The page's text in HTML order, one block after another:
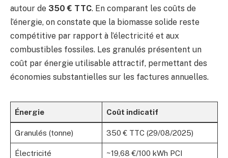
autour de 350 € TTC. En comparant les coûts de
l’énergie, on constate que la biomasse solide reste
compétitive par rapport à l’électricité et aux
combustibles fossiles. Les granulés présentent un
coût par énergie utilisable attractif, permettant des
économies substantielles sur les factures annuelles.
Énergie Coût indicatif
Granulés (tonne) 350 € TTC (29/08/2025)
Électricité ~19,68 €/100 kWh PCI